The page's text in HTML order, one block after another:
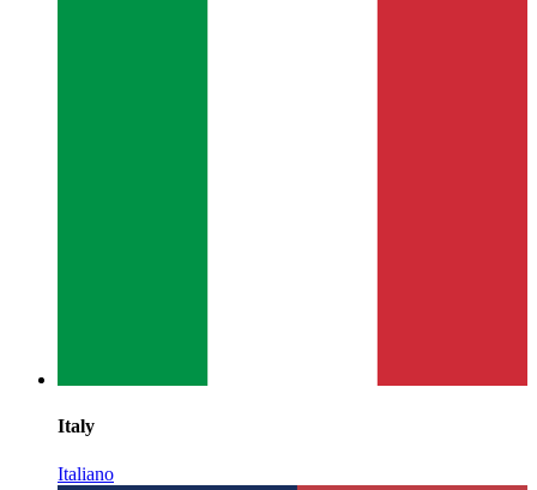
Italy
Italiano